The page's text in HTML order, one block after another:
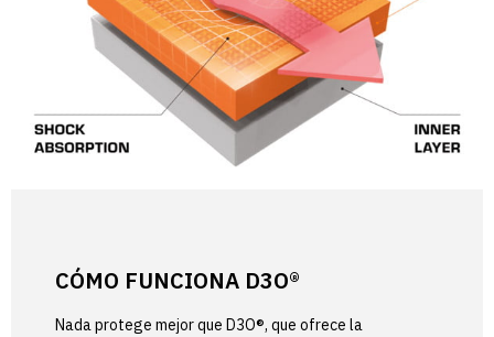
CÓMO FUNCIONA D3O®
Nada protege mejor que D3O®, que ofrece la